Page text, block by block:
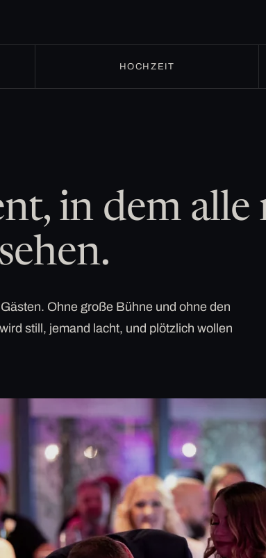
HOCHZEIT
in dem alle
Ohne große Bühne und ohne den
still, jemand lacht, und plötzlich wollen